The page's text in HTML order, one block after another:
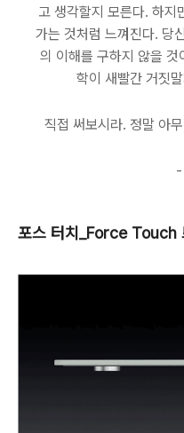
고 생각할지 모른다. 하지
가는 것처럼 느껴진다. 당
의 이해를 구하지 않을 것
학이 새빨간 거짓
직접 써보시라. 정말 아
-
포스 터치_Force Touch